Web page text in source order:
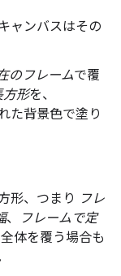
ャンバスはその
のフレームで覆
方形を、
た背景色で塗り
形、つまり フレ
、
フレームで定
体を覆う場合も